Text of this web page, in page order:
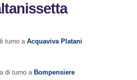
turno a Acquaviva Platani
di turno a Bompensiere